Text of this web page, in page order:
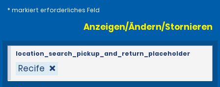
* markiert erforderliches Feld
Anzeigen/Ändern/Stornieren
Recife
location_search_pickup_and_return_placeholder